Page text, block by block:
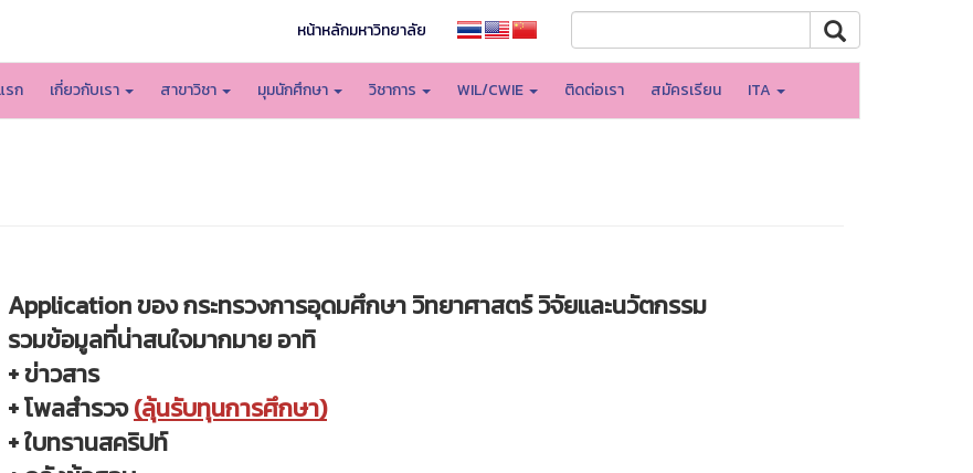
หน้าหลักมหาวิทยาลัย
รก เกี่ยวกับเรา สาขาวิชา มุมนักศึกษา วิชาการ WIL/CWIE ติดต่อเรา สมัครเรียน ITA
Application ของ กระทรวงการอุดมศึกษา วิทยาศาสตร์ วิจัยและนวัตกรรม
รวมข้อมูลที่น่าสนใจมากมาย อาทิ
+ ข่าวสาร
+ โพลสำรวจ(ลุ้นรับทุนการศึกษา)
+ ใบทรานสคริปท์